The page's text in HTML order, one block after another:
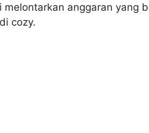
anggaran yang
cozy.